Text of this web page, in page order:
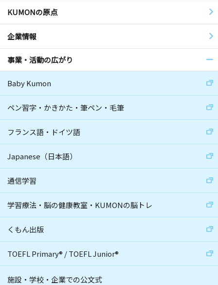
KUMONの原点
企業情報
事業・活動の広がり
Baby Kumon
ペン習字・かきかた・筆ペン・毛筆
フランス語・ドイツ語
Japanese（日本語）
通信学習
学習療法・脳の健康教室・KUMONの脳トレ
くもん出版
TOEFL Primary® /TOEFL Junior®
施設・学校・企業での公文式